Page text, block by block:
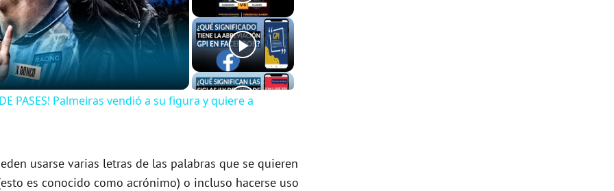
DE PASES! Palmeiras vendió a su figura y quiere a
usarse varias letras de las palabras que se quieren
es conocido como acrónimo) o incluso hacerse uso